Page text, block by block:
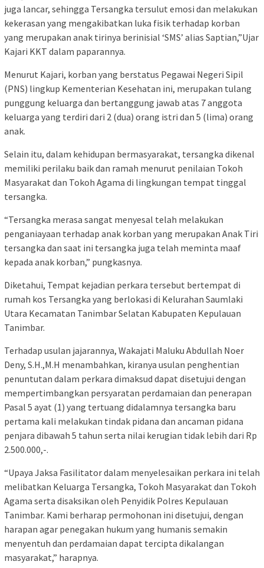
juga lancar, sehingga Tersangka tersulut emosi dan melakukan
kekerasan yang mengakibatkan luka fisik terhadap korban
yang merupakan anak tirinya berinisial ‘SMS’ alias Saptian,”Ujar
Kajari KKT dalam paparannya.
Menurut Kajari, korban yang berstatus Pegawai Negeri Sipil
(PNS) lingkup Kementerian Kesehatan ini, merupakan tulang
punggung keluarga dan bertanggung jawab atas 7 anggota
keluarga yang terdiri dari 2 (dua) orang istri dan 5 (lima) orang
anak.
Selain itu, dalam kehidupan bermasyarakat, tersangka dikenal
memiliki perilaku baik dan ramah menurut penilaian Tokoh
Masyarakat dan Tokoh Agama di lingkungan tempat tinggal
tersangka.
“Tersangka merasa sangat menyesal telah melakukan
penganiayaan terhadap anak korban yang merupakan Anak Tiri
tersangka dan saat ini tersangka juga telah meminta maaf
kepada anak korban,” pungkasnya.
Diketahui, Tempat kejadian perkara tersebut bertempat di
rumah kos Tersangka yang berlokasi di Kelurahan Saumlaki
Utara Kecamatan Tanimbar Selatan Kabupaten Kepulauan
Tanimbar.
Terhadap usulan jajarannya, Wakajati Maluku Abdullah Noer
Deny, S.H.,M.H menambahkan, kiranya usulan penghentian
penuntutan dalam perkara dimaksud dapat disetujui dengan
mempertimbangkan persyaratan perdamaian dan penerapan
Pasal 5 ayat (1) yang tertuang didalamnya tersangka baru
pertama kali melakukan tindak pidana dan ancaman pidana
penjara dibawah 5 tahun serta nilai kerugian tidak lebih dari Rp
2.500.000,-.
“Upaya Jaksa Fasilitator dalam menyelesaikan perkara ini telah
melibatkan Keluarga Tersangka, Tokoh Masyarakat dan Tokoh
Agama serta disaksikan oleh Penyidik Polres Kepulauan
Tanimbar. Kami berharap permohonan ini disetujui, dengan
harapan agar penegakan hukum yang humanis semakin
menyentuh dan perdamaian dapat tercipta dikalangan
masyarakat,” harapnya.